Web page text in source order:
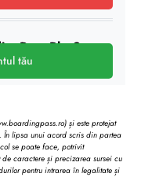
Plus?
tău
și este protejat
În lipsa unui acord scris din partea
se poate face, potrivit
de caractere și precizarea sursei cu
pentru intrarea în legalitate și